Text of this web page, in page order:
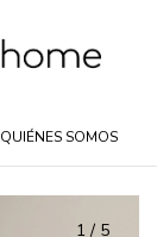
QUIÉNES SOMOS
1 / 5